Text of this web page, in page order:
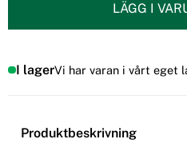
LÄGG I
I lagerVi har varan i vårt eget
Produktbeskrivning